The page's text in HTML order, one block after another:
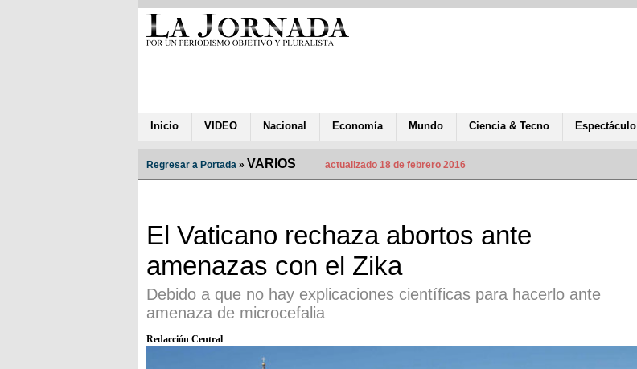
Inicio VIDEO Nacional Economía Mundo Ciencia & Tecno Espectáculo
Regresar a Portada » VARIOS actualizado 18 de febrero 2016
El Vaticano rechaza abortos ante
amenazas con el Zika
Debido a que no hay explicaciones científicas para hacerlo ante
amenaza de microcefalia
Redacción Central